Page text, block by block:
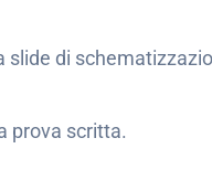
slide di
prova scritta.